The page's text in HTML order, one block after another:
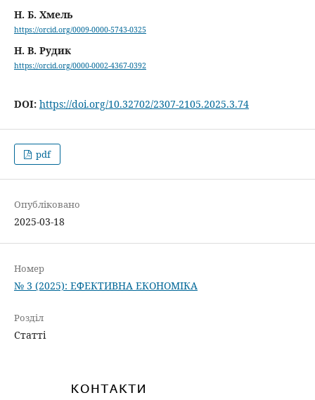
Н. Б. Хмель
https://orcid.org/0009-0000-5743-0325
Н. В. Рудик
https://orcid.org/0000-0002-4367-0392
DOI: https://doi.org/10.32702/2307-2105.2025.3.74
pdf
Опубліковано
2025-03-18
Номер
№ 3 (2025): ЕФЕКТИВНА ЕКОНОМІКА
Розділ
Статті